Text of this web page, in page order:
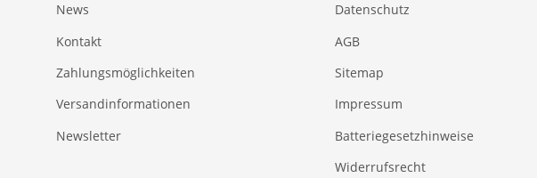
News
Kontakt
Zahlungsmöglichkeiten
Versandinformationen
Newsletter
Datenschutz
AGB
Sitemap
Impressum
Batteriegesetzhinweise
Widerrufsrecht